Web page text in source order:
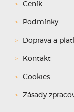
Ceník
Podmínky
Doprava a
Kontakt
Cookies
Zásady